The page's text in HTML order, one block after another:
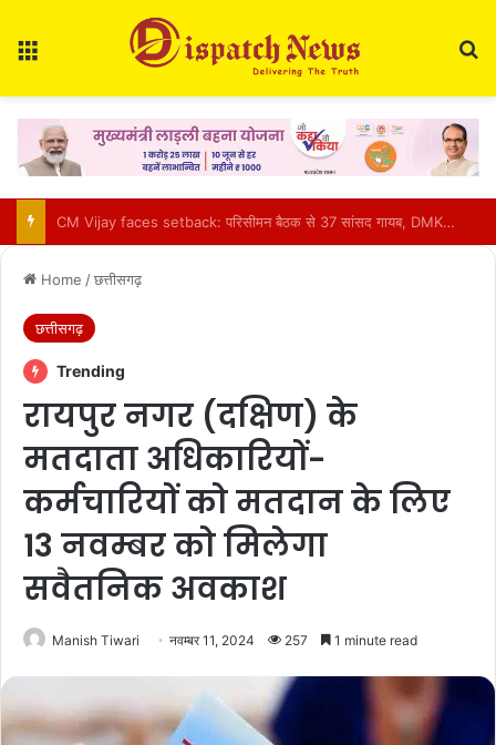
BCCI Big Decision : खिलाड़ियों की बढ़ती चोटों पर BCCI एक्टिव, VVS लक्ष्मण के साथ होगी अहम बैठक
Home /छत्तीसगढ़
छत्तीसगढ़
Trending
रायपुर नगर (दक्षिण) के
मतदाता अधिकारियों-
कर्मचारियों को मतदान के लिए
13 नवम्बर को मिलेगा
सवैतनिक अवकाश
Manish Tiwari नवम्बर 11, 2024 257 1 minute read